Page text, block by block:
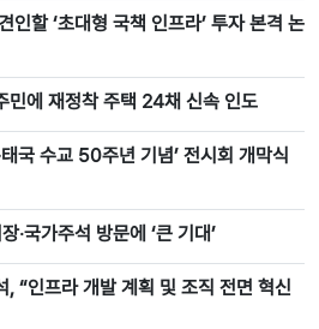
인할 ‘초대형 국책 인프라’ 투자 본격 논
민에 재정착 주택 24채 신속 인도
국 수교 50주년 기념’ 전시회 개막식
‧국가주석 방문에 ‘큰 기대’
, “인프라 개발 계획 및 조직 전면 혁신